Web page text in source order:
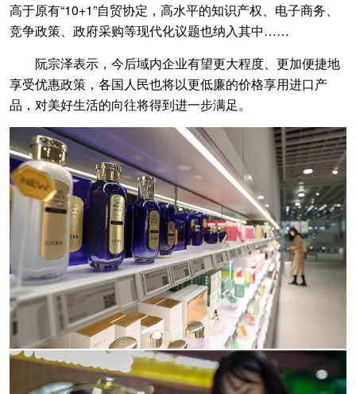
高于原有“10+1”自贸协定，高水平的知识产权、电子商务、
竞争政策、政府采购等现代化议题也纳入其中……
阮宗泽表示，今后域内企业有望更大程度、更加便捷地
享受优惠政策，各国人民也将以更低廉的价格享用进口产
品，对美好生活的向往将得到进一步满足。